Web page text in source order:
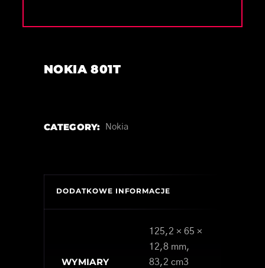
NOKIA 801T
CATEGORY: Nokia
DODATKOWE INFORMACJE
WYMIARY
125,2 × 65 ×
12,8 mm,
83,2 cm3